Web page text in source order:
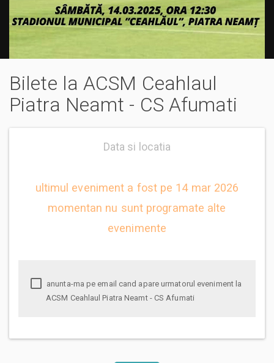
Bilete la ACSM Ceahlaul
Piatra Neamt - CS Afumati
Data si locatia
ultimul eveniment a fost pe 14 mar 2026
momentan nu sunt programate alte
evenimente
ACSM Ceahlaul Piatra Neamt - CS Afumati